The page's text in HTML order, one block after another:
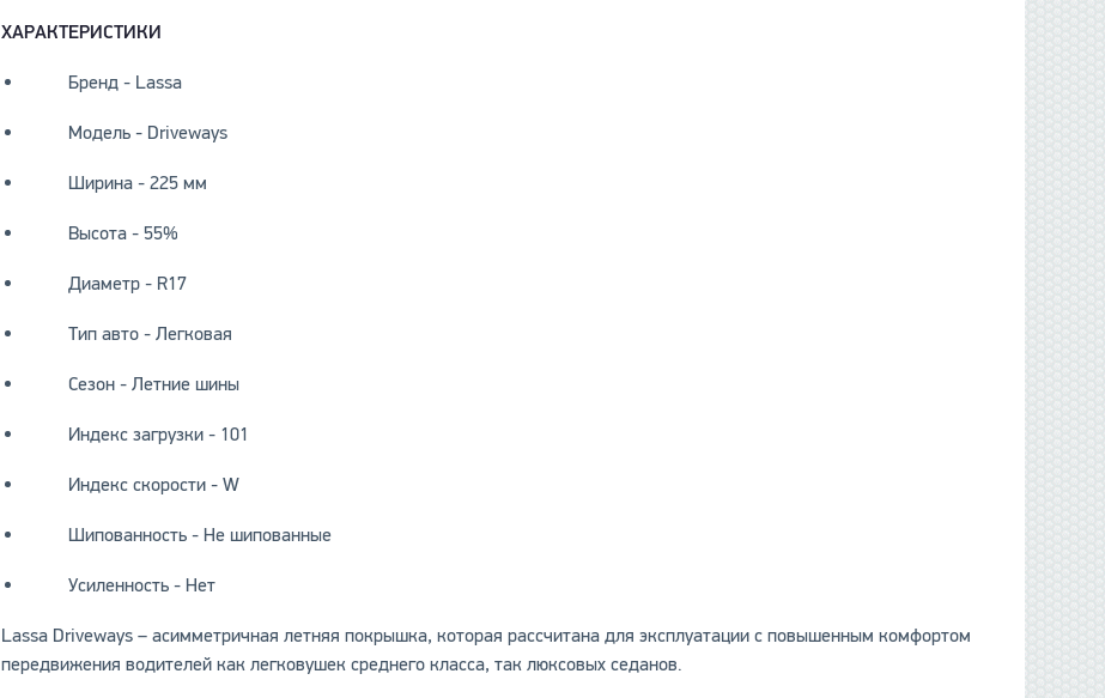
ХАРАКТЕРИСТИКИ
Бренд - Lassa
Модель - Driveways
Ширина - 225 мм
Высота - 55%
Диаметр - R17
Тип авто - Легковая
Сезон - Летние шины
Индекс загрузки - 101
Индекс скорости - W
Шипованность - Не шипованные
Усиленность - Нет
Lassa Driveways – асимметричная летняя покрышка, которая рассчитана для эксплуатации с повышенным комфортом
передвижения водителей как легковушек среднего класса, так люксовых седанов.